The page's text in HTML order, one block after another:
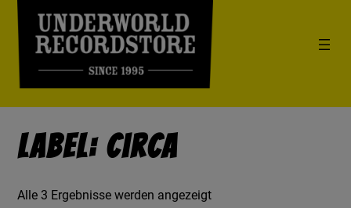
Label: Circa
Alle 3 Ergebnisse werden angezeigt